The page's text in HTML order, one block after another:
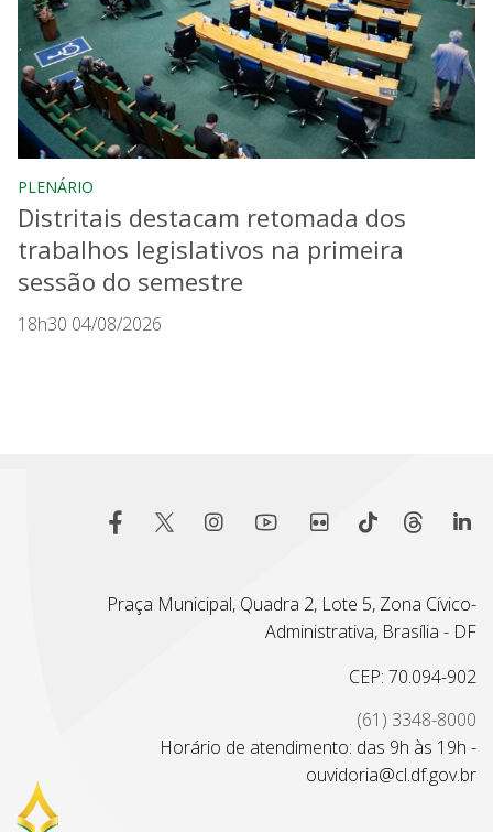
PLENÁRIO
Distritais destacam retomada dos
trabalhos legislativos na primeira
sessão do semestre
18h30 04/08/2026
Praça Municipal, Quadra 2, Lote 5, Zona Cívico-
Administrativa, Brasília - DF
CEP: 70.094-902
(61) 3348-8000
Horário de atendimento: das 9h às 19h -
ouvidoria@cl.df.gov.br